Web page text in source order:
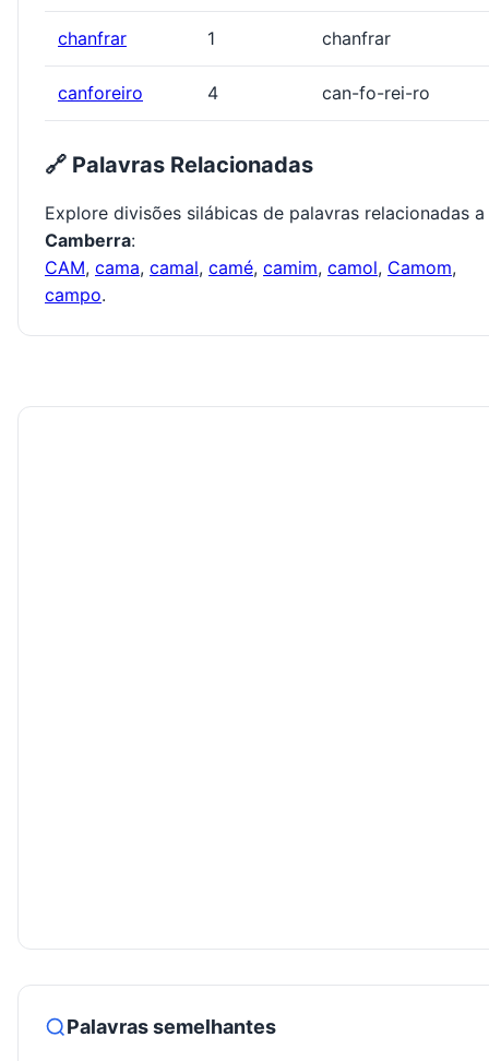
chanfrar 1 chanfrar
canforeiro 4 can-fo-rei-ro
🔗 Palavras Relacionadas
Explore divisões silábicas de palavras relacionadas a
Camberra:
CAM, cama, camal, camé, camim, camol, Camom,
campo.
Palavras semelhantes